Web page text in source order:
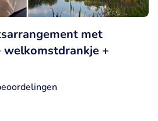
met
welkomstdrankje +